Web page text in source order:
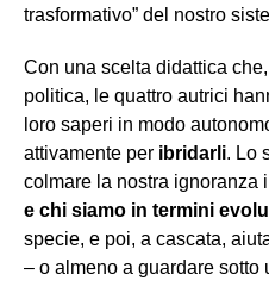
trasformativo” del nostro
Con una scelta didattica
politica, le quattro autrici
loro saperi in modo
attivamente per ibridarli. Lo
colmare la nostra ignoranza
e chi siamo in termini
specie, e poi, a cascata,
– o almeno a guardare